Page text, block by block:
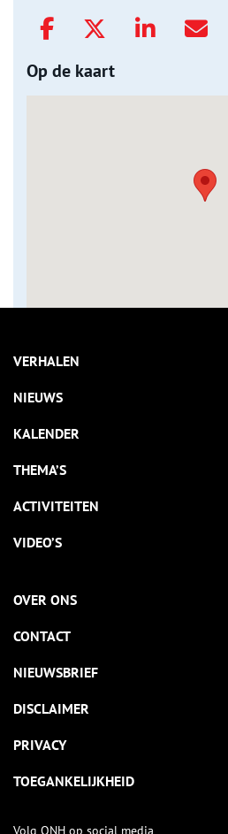
Op de kaart
VERHALEN
NIEUWS
KALENDER
THEMA’S
ACTIVITEITEN
VIDEO’S
OVER ONS
CONTACT
NIEUWSBRIEF
DISCLAIMER
PRIVACY
TOEGANKELIJKHEID
Volg ONH op social media